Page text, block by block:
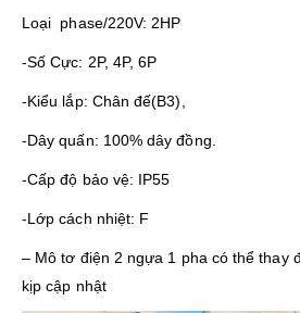
Loại phase/220V: 2HP
-Số Cực: 2P, 4P, 6P
-Kiểu lắp: Chân đế(B3),
-Dây quấn: 100% dây đồng.
-Cấp độ bảo vệ: IP55
-Lớp cách nhiệt: F
– Mô tơ điện 2 ngựa 1 pha có thể thay
kịp cập nhật